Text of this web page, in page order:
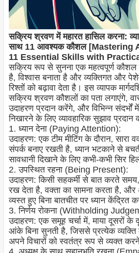
सक्रिय श्रवण में महारत हासिल करना:
साथ 11 आवश्यक कौशल [Mastering
11 Essential Skills with
सक्रिय रूप से सुनना एक महत्वपूर्ण कौशल
है, विश्वास बनाता है और व्यक्तिगत और
रिश्तों को बढ़ावा देता है। इस व्यापक
सक्रिय श्रवण कौशलों का पता लगाएंगे,
उदाहरण प्रदान करेंगे, और विभिन्न संदर्भों
निखारने के लिए व्यावहारिक सुझाव प्रदान
1. ध्यान देना (Paying Attention):
उदाहरण: एक टीम मीटिंग के दौरान,
संपर्क बनाए रखती है, ध्यान भटकाने से
सावधानी दिखाने के लिए कभी-कभी सिर
2. उपस्थित रहना (Being Present):
उदाहरण: किसी सहकर्मी से बात करते
रख देता है, वक्ता का सामना करता है, और
व्यस्त हुए बिना बातचीत पर ध्यान केंद्रित
3. निर्णय रोकना (Withholding
उदाहरण: एक समूह चर्चा में, माया दूसरों के
आंके बिना सुनती है, जिससे प्रत्येक व्यक्ति
अपने विचारों को स्वतंत्र रूप से व्यक्त